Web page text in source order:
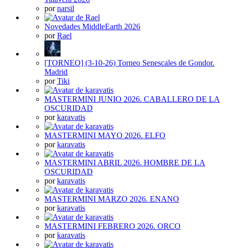
pornarsil
Novedades MiddleEarth 2026
porRael
[TORNEO] (3-10-26) Torneo Senescales de Gondor.
Madrid
porTiki
MASTERMINI JUNIO 2026. CABALLERO DE LA
OSCURIDAD
porkaravatis
MASTERMINI MAYO 2026. ELFO
porkaravatis
MASTERMINI ABRIL 2026. HOMBRE DE LA
OSCURIDAD
porkaravatis
MASTERMINI MARZO 2026. ENANO
porkaravatis
MASTERMINI FEBRERO 2026. ORCO
porkaravatis